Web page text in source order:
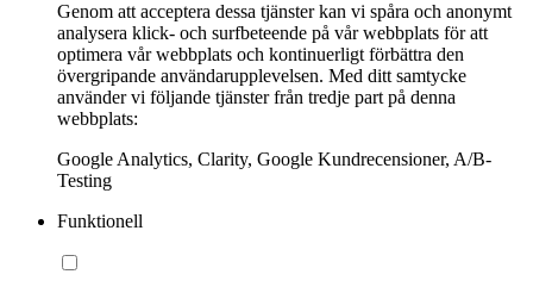
Genom att acceptera dessa tjänster kan vi spåra och anonymt
analysera klick- och surfbeteende på vår webbplats för att
optimera vår webbplats och kontinuerligt förbättra den
övergripande användarupplevelsen. Med ditt samtycke
använder vi följande tjänster från tredje part på denna
webbplats:
Google Analytics, Clarity, Google Kundrecensioner, A/B-
Testing
Funktionell